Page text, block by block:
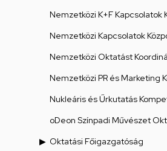
Nemzetközi K+F Kapcsolatok
Nemzetközi Kapcsolatok
Nemzetközi Oktatást
Nemzetközi PR és Marketing
Nukleáris és Űrkutatás
oDeon Színpadi Művészet
Oktatási Főigazgatóság